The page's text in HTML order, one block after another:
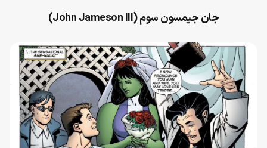
جان جیمسون سوم (John Jameson III)